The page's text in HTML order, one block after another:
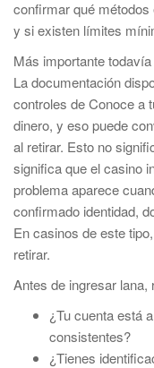
confirmar qué métodos
y si existen límites
Más importante
La documentación
controles de Conoce a
dinero, y eso puede
al retirar. Esto no
significa que el casino
problema aparece
confirmado identidad,
En casinos de este
retirar.
Antes de ingresar
¿Tu cuenta está
consistentes?
¿Tienes